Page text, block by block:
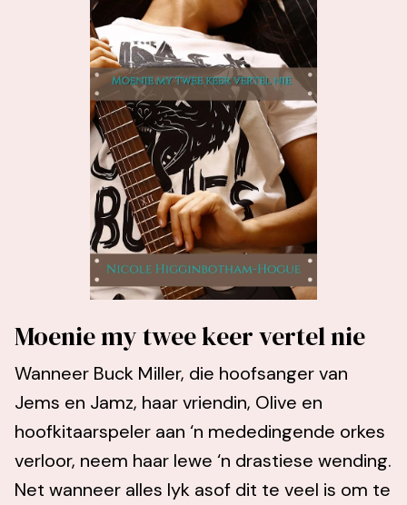
Moenie my twee keer vertel nie
Wanneer Buck Miller, die hoofsanger van
Jems en Jamz, haar vriendin, Olive en
hoofkitaarspeler aan ‘n mededingende orkes
verloor, neem haar lewe ‘n drastiese wending.
Net wanneer alles lyk asof dit te veel is om te